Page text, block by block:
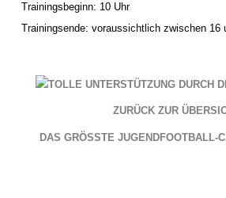
Trainingsbeginn: 10 Uhr
Trainingsende: voraussichtlich zwischen 16
TOLLE UNTERSTÜTZUNG DURCH
ZURÜCK ZUR
DAS GRÖSSTE JUGENDFOOTBALL-